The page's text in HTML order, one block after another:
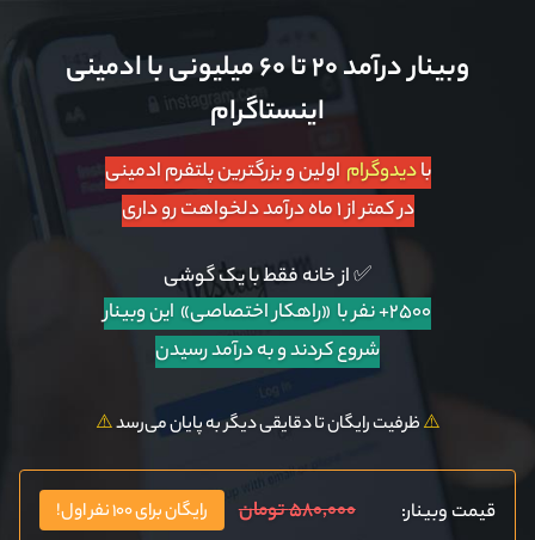
وبینار درآمد ۲۰ تا ۶۰ میلیونی با ادمینی
اینستاگرام
بادیدوگرام اولین و بزرگترین پلتفرم ادمینی
در کمتر از ۱ ماه درآمد دلخواهت رو داری
✅ از خانه فقط با یک گوشی
۲۵۰۰+ نفر با «راهکار اختصاصی»
این وبینار
شروع کردند و به درآمد رسیدن
⚠️ظرفیت رایگان تا دقایقی دیگر به پایان می‌رسد⚠️
قیمت وبینار: ۵۸۰,۰۰۰ تومان رایگان برای ۱۰۰ نفر اول!